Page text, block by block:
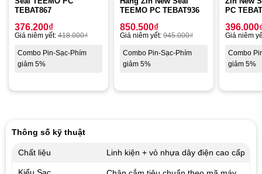
TEBAT867
376.200₫
Giá niêm yết: 418.000₫
Combo Pin-Sạc-Phím
giảm 5%
TEEMO PC TEBAT936
850.500₫
Giá niêm yết: 945.000₫
Combo Pin-Sạc-Phím
giảm 5%
PC
396.000
Giá niêm
Combo
giảm 5%
Thông số kỹ thuật
Chất liệu Linh kiện + vỏ nhựa dây điện cao cấp